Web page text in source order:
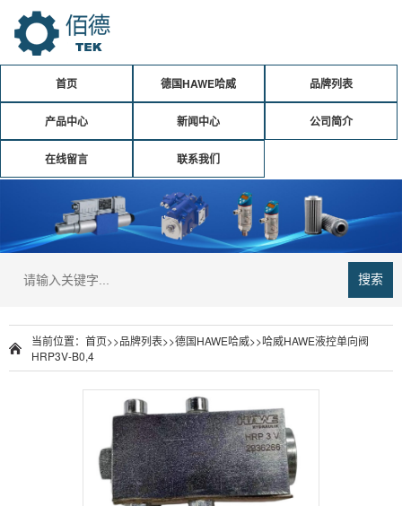
首页 德国HAWE哈威 品牌列表
产品中心 新闻中心 公司简介
在线留言 联系我们
搜索
当前位置： 首页>>品牌列表>>德国HAWE哈威>>哈威HAWE液控单向阀
HRP3V-B0,4